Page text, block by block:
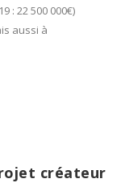
: 22 500 000€)
aussi à
créateur